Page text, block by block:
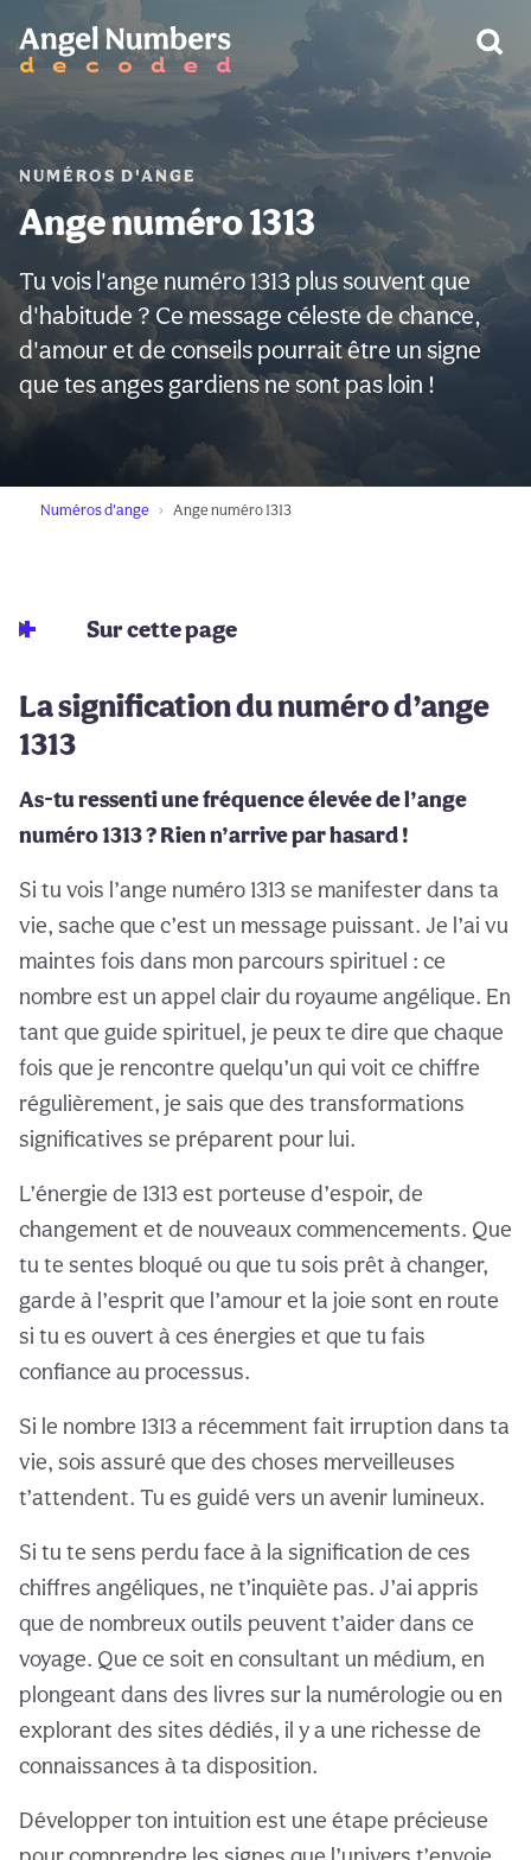
NUMÉROS D'ANGE
Ange numéro 1313
Tu vois l'ange numéro 1313 plus souvent que
d'habitude ? Ce message céleste de chance,
d'amour et de conseils pourrait être un signe
que tes anges gardiens ne sont pas loin !
Numéros d'ange Ange numéro 1313
Sur cette page
La signification du numéro d’ange
1313
As-tu ressenti une fréquence élevée de l’ange
numéro 1313 ? Rien n’arrive par hasard !
Si tu vois l’ange numéro 1313 se manifester dans ta
vie, sache que c’est un message puissant. Je l’ai vu
maintes fois dans mon parcours spirituel : ce
nombre est un appel clair du royaume angélique. En
tant que guide spirituel, je peux te dire que chaque
fois que je rencontre quelqu’un qui voit ce chiffre
régulièrement, je sais que des transformations
significatives se préparent pour lui.
L’énergie de 1313 est porteuse d’espoir, de
changement et de nouveaux commencements. Que
tu te sentes bloqué ou que tu sois prêt à changer,
garde à l’esprit que l’amour et la joie sont en route
si tu es ouvert à ces énergies et que tu fais
confiance au processus.
Si le nombre 1313 a récemment fait irruption dans ta
vie, sois assuré que des choses merveilleuses
t’attendent. Tu es guidé vers un avenir lumineux.
Si tu te sens perdu face à la signification de ces
chiffres angéliques, ne t’inquiète pas. J’ai appris
que de nombreux outils peuvent t’aider dans ce
voyage. Que ce soit en consultant un médium, en
plongeant dans des livres sur la numérologie ou en
explorant des sites dédiés, il y a une richesse de
connaissances à ta disposition.
Développer ton intuition est une étape précieuse
AVERTISSEMENT: